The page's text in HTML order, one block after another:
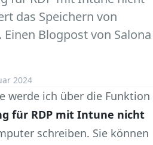
das Speichern von
Einen Blogpost von Salona
2024
werde ich über die Funktion
für RDP mit Intune nicht
schreiben. Sie können